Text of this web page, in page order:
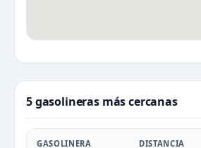
5 gasolineras más cercanas
GASOLINERA DISTANCIA